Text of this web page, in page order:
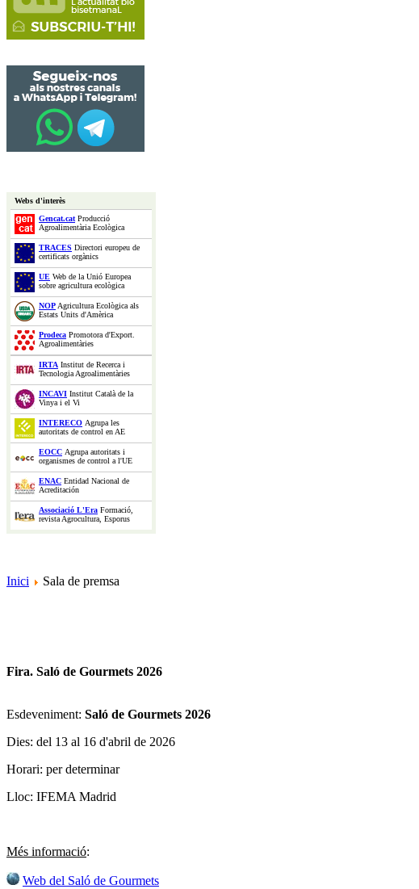
Webs d'interès
Gencat.catProducció
Agroalimentària Ecològica
TRACES Directori europeu de
certificats orgànics
UE Web de la Unió Europea
sobre agricultura ecològica
NOPAgricultura Ecològica als
Estats Units d'Amèrica
Prodeca Promotora d'Export.
Agroalimentàries
IRTA Institut de Recerca i
Tecnologia Agroalimentàries
INCAVI Institut Català de la
Vinya i el Vi
INTERECO Agrupa les
autoritats de control en AE
EOCC Agrupa autoritats i
organismes de control a l'UE
ENAC Entidad Nacional de
Acreditación
Associació L'Era Formació,
revista Agrocultura, Esporus
Inici
Sala de premsa
Fira. Saló de Gourmets 2026
Esdeveniment: Saló de Gourmets 2026
Dies: del 13 al 16 d'abril de 2026
Horari: per determinar
Lloc: IFEMA Madrid
Més informació:
Web del Saló de Gourmets